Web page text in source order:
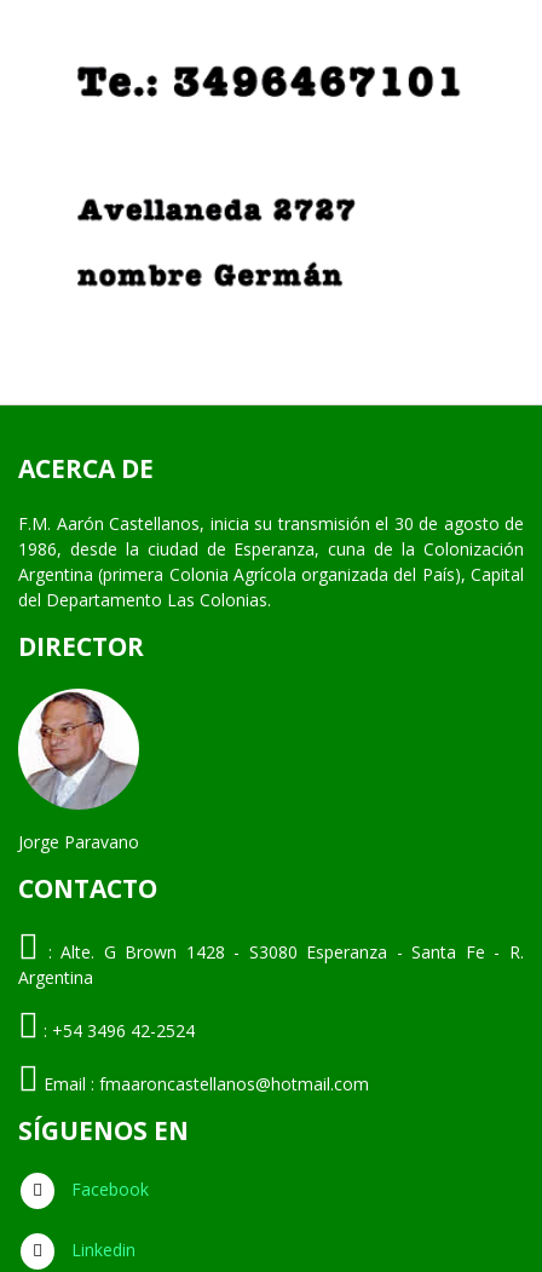
ACERCA DE
F.M. Aarón Castellanos, inicia su transmisión el 30 de agosto de
1986, desde la ciudad de Esperanza, cuna de la Colonización
Argentina (primera Colonia Agrícola organizada del País), Capital
del Departamento Las Colonias.
DIRECTOR
Jorge Paravano
CONTACTO
: Alte. G Brown 1428 - S3080 Esperanza - Santa Fe - R.
Argentina
: +54 3496 42-2524
Email : fmaaroncastellanos@hotmail.com
SÍGUENOS EN
Facebook
Linkedin